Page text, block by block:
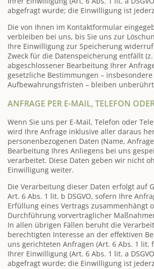
abgefragt wurde; die Einwilligung ist
Die von Ihnen im Kontaktformular
verbleiben bei uns, bis Sie uns zur
Ihre Einwilligung zur Speicherung
Zweck für die Datenspeicherung entfällt (z.
abgeschlossener Bearbeitung Ihrer
gesetzliche Bestimmungen – insbesondere
Aufbewahrungsfristen – bleiben
ANFRAGE PER E-MAIL, TELEFON
Wenn Sie uns per E-Mail, Telefon oder
wird Ihre Anfrage inklusive aller daraus
personenbezogenen Daten (Name,
Bearbeitung Ihres Anliegens bei uns
verarbeitet. Diese Daten geben wir nicht
Einwilligung weiter.
Die Verarbeitung dieser Daten erfolgt auf
Art. 6 Abs. 1 lit. b DSGVO, sofern Ihre
Erfüllung eines Vertrags zusammenhängt
Durchführung vorvertraglicher
In allen übrigen Fällen beruht die
berechtigten Interesse an der effektiven
uns gerichteten Anfragen (Art. 6 Abs. 1 lit.
Ihrer Einwilligung (Art. 6 Abs. 1 lit. a
abgefragt wurde; die Einwilligung ist